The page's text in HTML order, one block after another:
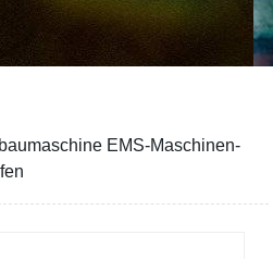
EMS-Maschinen-